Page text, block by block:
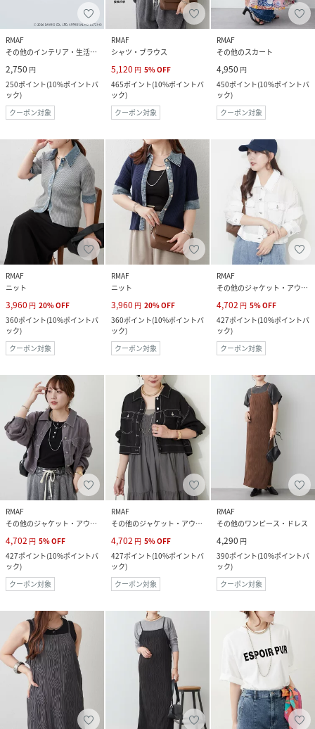
RMAF
その他のインテリア・生活雑貨
2,750 円
250ポイント(10%ポイントバ
ック)
クーポン対象
RMAF
シャツ・ブラウス
5,120 円 5%OFF
465ポイント(10%ポイントバ
ック)
クーポン対象
RMAF
その他のスカート
4,950 円
450ポイント(10%ポイントバ
ック)
クーポン対象
RMAF
ニット
3,960 円 20%OFF
360ポイント(10%ポイントバ
ック)
クーポン対象
RMAF
ニット
3,960 円 20%OFF
360ポイント(10%ポイントバ
ック)
クーポン対象
RMAF
その他のジャケット・アウター
4,702 円 5%OFF
427ポイント(10%ポイントバ
ック)
クーポン対象
RMAF
その他のジャケット・アウター
4,702 円 5%OFF
427ポイント(10%ポイントバ
ック)
クーポン対象
RMAF
その他のジャケット・アウター
4,702 円 5%OFF
427ポイント(10%ポイントバ
ック)
クーポン対象
RMAF
その他のワンピース・ドレス
4,290 円
390ポイント(10%ポイントバ
ック)
クーポン対象